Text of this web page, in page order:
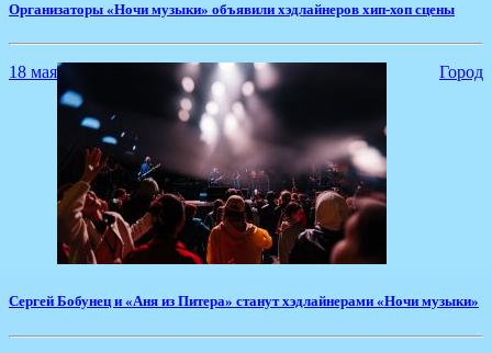
​Организаторы «Ночи музыки» объявили хэдлайнеров хип-хоп сцены
18 мая Город
Сергей Бобунец и «Аня из Питера» станут хэдлайнерами «Ночи музыки»